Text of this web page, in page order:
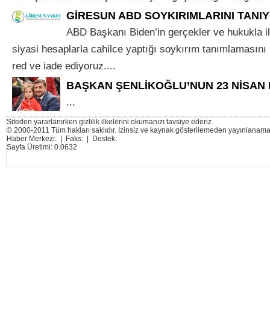
GİRESUN ABD SOYKIRIMLARINI
ABD Başkanı Biden’in gerçekler ve hukukla
siyasi hesaplarla cahilce yaptığı soykırım
red ve iade ediyoruz....
BAŞKAN ŞENLİKOĞLU’NUN 23 NİSAN
...
Siteden yararlanırken gizlilik ilkelerini okumanızı tavsiye ederiz.
© 2000-2011 Tüm hakları saklıdır. İzinsiz ve kaynak gösterilemeden
Haber Merkezi: | Faks: | Destek:
Sayfa Üretimi: 0.0632